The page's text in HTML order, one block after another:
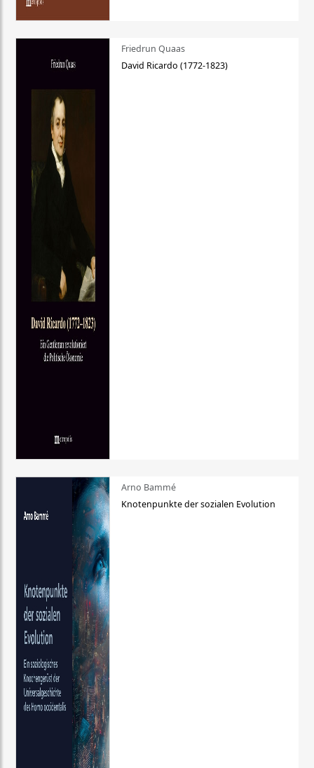
Friedrun Quaas
David Ricardo (1772-1823)
Arno Bammé
Knotenpunkte der sozialen Evolution